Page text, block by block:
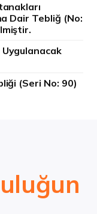
Dair Tebliğ (No:
Uygulanacak
(Seri No: 90)